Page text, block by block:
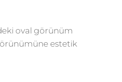
oval görünüm
estetik